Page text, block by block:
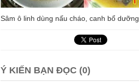
Sâm ô linh dùng nấu cháo, canh bổ dưỡng
Ý KIẾN BẠN ĐỌC (0)